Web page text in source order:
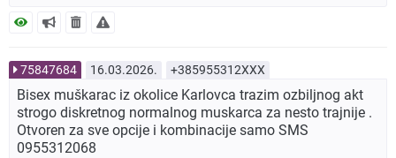
75847684 16.03.2026. +385955312XXX
Bisex muškarac iz okolice Karlovca trazim ozbiljnog akt
strogo diskretnog normalnog muskarca za nesto trajnije .
Otvoren za sve opcije i kombinacije samo SMS
0955312068